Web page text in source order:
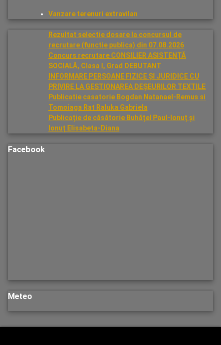
Vanzare terenuri extravilan
Rezultat selectie dosare la concursul de
recrutare (functie publica) din 07.08.2026
Concurs recrutare CONSILIER ASISTENȚĂ
SOCIALĂ, Clasa I, Grad DEBUTANT
INFORMARE PERSOANE FIZICE ȘI JURIDICE CU
PRIVIRE LA GESTIONAREA DEȘEURILOR TEXTILE
Publicatie casatorie Bogdan Natanael-Remus si
Tomoiaga Rat Raluka Gabriela
Publicație de căsătorie Buhățel Paul-Ionuț și
Ionuț Elisabeta-Diana
Facebook
Meteo